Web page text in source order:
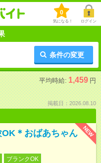
0
気になる！ ログイン
条件の変更
平均時給: 1,459 円
掲載日：2026.08.10
NEW
＊おばあちゃん
ブランクOK